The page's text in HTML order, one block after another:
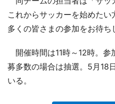
これからサッカーを始めたい
多くの皆さまの参加をお待ち
開催時間は11時～12時。
募多数の場合は抽選。5月18
いる。